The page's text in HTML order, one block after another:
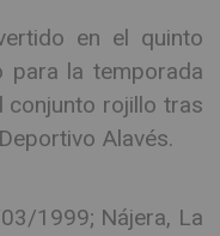
en el quinto
para la temporada
conjunto rojillo tras
Alavés.
1999; Nájera, La